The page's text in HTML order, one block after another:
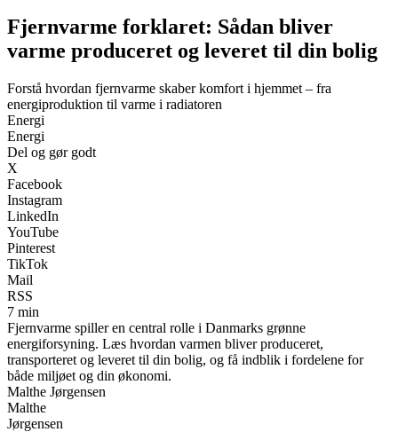
Fjernvarme forklaret: Sådan bliver
varme produceret og leveret til din bolig
Forstå hvordan fjernvarme skaber komfort i hjemmet – fra
energiproduktion til varme i radiatoren
Energi
Energi
Del og gør godt
X
Facebook
Instagram
LinkedIn
YouTube
Pinterest
TikTok
Mail
RSS
7 min
Fjernvarme spiller en central rolle i Danmarks grønne
energiforsyning. Læs hvordan varmen bliver produceret,
transporteret og leveret til din bolig, og få indblik i fordelene for
både miljøet og din økonomi.
Malthe Jørgensen
Malthe
Jørgensen